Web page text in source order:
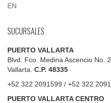
EN
SUCURSALES
PUERTO VALLARTA
Blvd. Fco. Medina Ascencio No.
Vallarta. C.P. 48335
+52 322 2091599 / +52 322
PUERTO VALLARTA CENTRO